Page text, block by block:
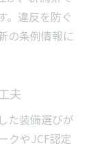
。違反を防ぐ
の条例情報に
夫
た装備選びが
クやJCF認定